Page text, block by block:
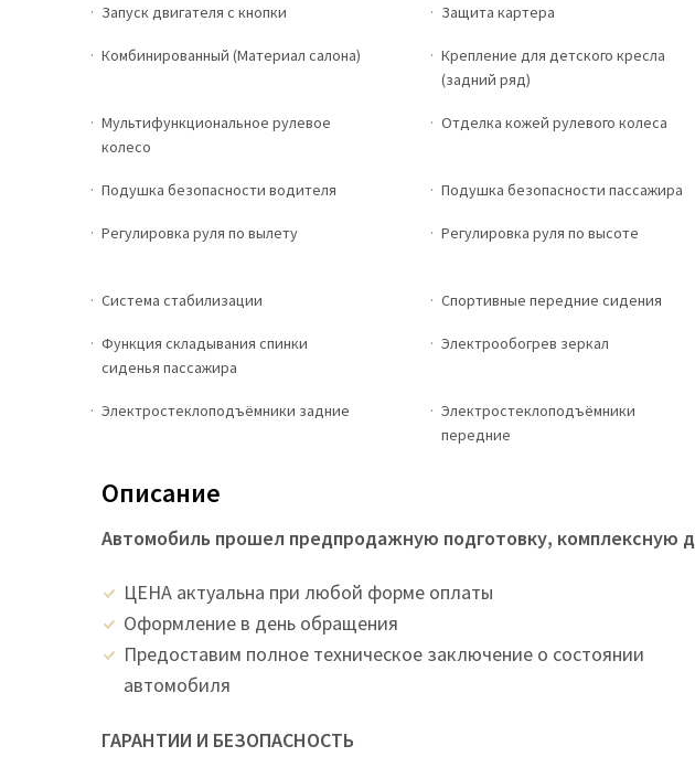
Запуск двигателя с кнопки Защита картера
Комбинированный (Материал салона)
Крепление для детского кресла
(задний ряд)
Мультифункциональное рулевое
колесо
Отделка кожей рулевого колеса
Подушка безопасности водителя Подушка безопасности пассажира
Регулировка руля по вылету Регулировка руля по высоте
Система стабилизации Спортивные передние сидения
Функция складывания спинки
сиденья пассажира
Электрообогрев зеркал
Электростеклоподъёмники задние
Электростеклоподъёмники
передние
Описание
Автомобиль прошел предпродажную подготовку, комплексную
ЦEНA актуальна при любой форме оплаты
Оформление в день обращения
Предоставим полное техническое заключение о состоянии
автомобиля
ГАРАНТИИ И БЕЗОПАСНОСТЬ